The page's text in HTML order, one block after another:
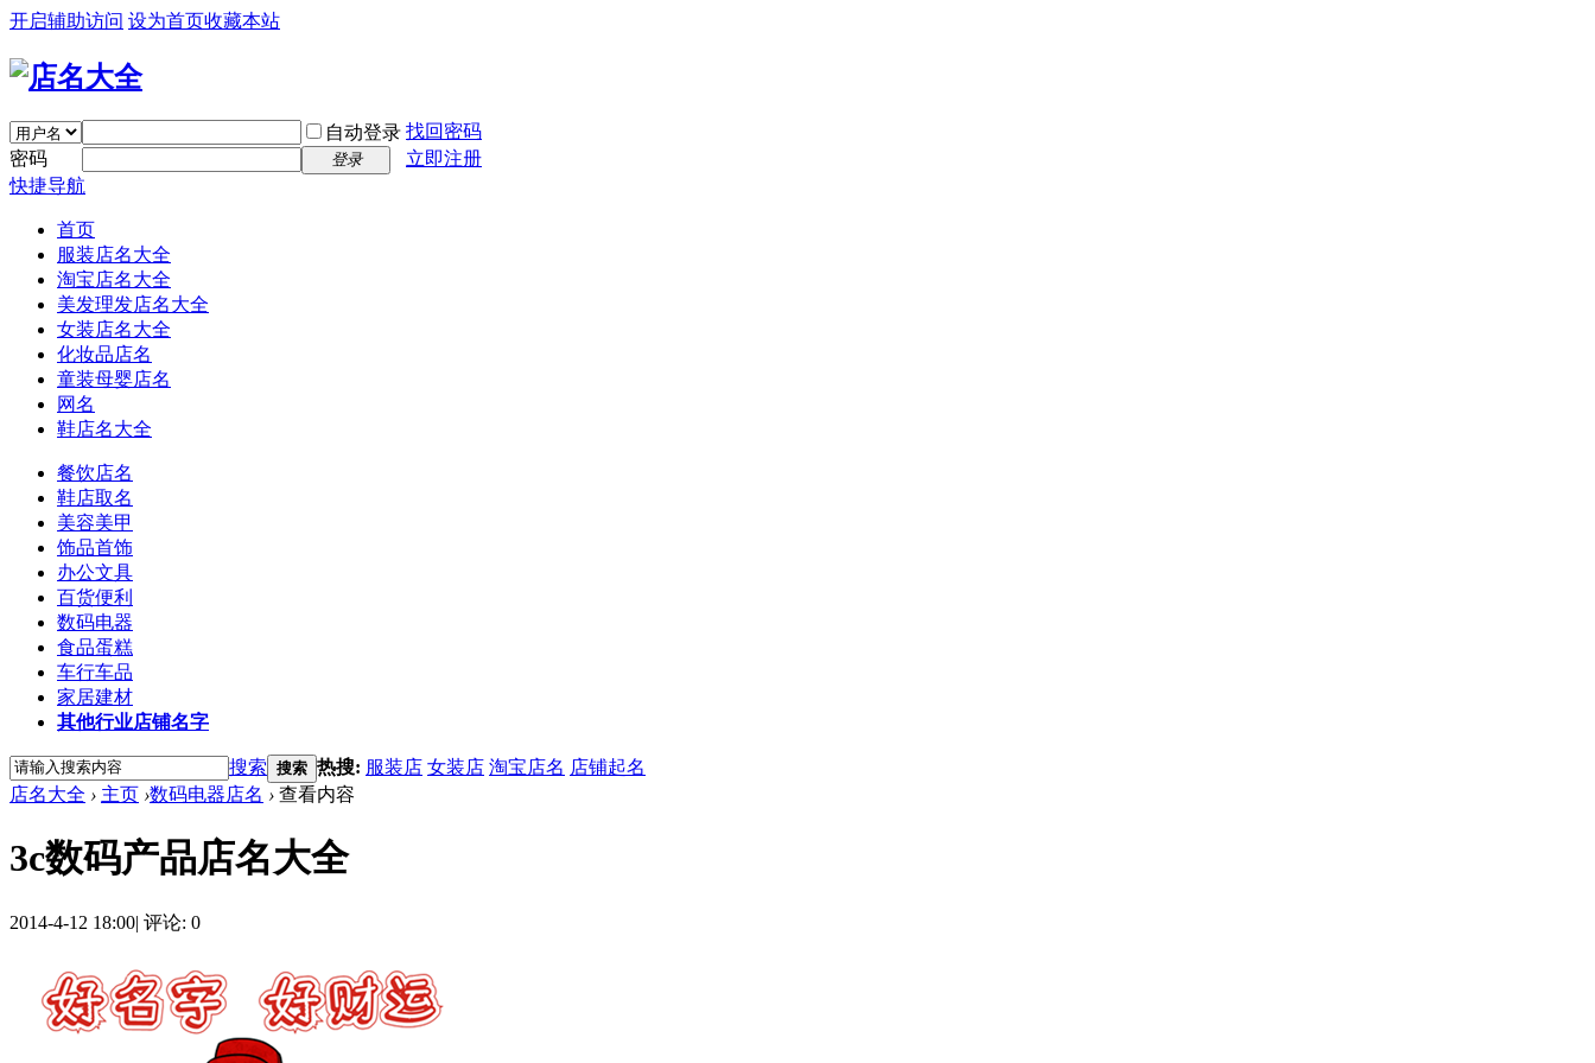
开启辅助访问 设为首页收藏本站
自动登录 找回密码
密码
登录
立即注册
快捷导航
首页
服装店名大全
淘宝店名大全
美发理发店名大全
女装店名大全
化妆品店名
童装母婴店名
网名
鞋店名大全
餐饮店名
鞋店取名
美容美甲
饰品首饰
办公文具
百货便利
数码电器
食品蛋糕
车行车品
家居建材
其他行业店铺名字
搜索 搜索 热搜: 服装店 女装店 淘宝店名 店铺起名
店名大全 › 主页 ›数码电器店名 › 查看内容
3c数码产品店名大全
2014-4-12 18:00| 评论: 0